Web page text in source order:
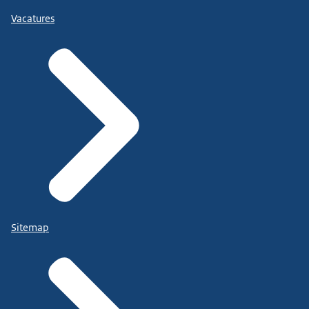
Vacatures
Sitemap